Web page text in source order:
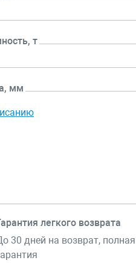
т
мм
легкого возврата
30 дней на возврат, полная